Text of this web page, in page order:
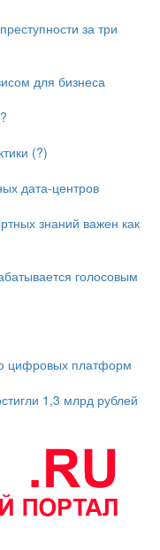
за три
для бизнеса
(?)
дата-центров
знаний важен как
голосовым
цифровых платформ
1,3 млрд рублей